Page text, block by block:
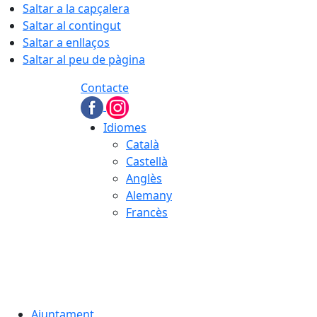
Saltar a la capçalera
Saltar al contingut
Saltar a enllaços
Saltar al peu de pàgina
Contacte
Idiomes
Català
Castellà
Anglès
Alemany
Francès